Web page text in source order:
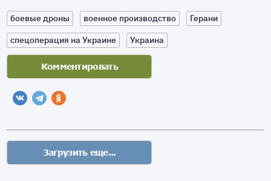
боевые дроны военное производство
Герани
спецоперация на Украине
Украина